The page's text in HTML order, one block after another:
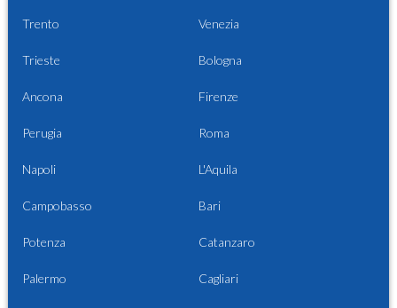
Trento Venezia
Trieste Bologna
Ancona Firenze
Perugia Roma
Napoli L'Aquila
Campobasso Bari
Potenza Catanzaro
Palermo Cagliari